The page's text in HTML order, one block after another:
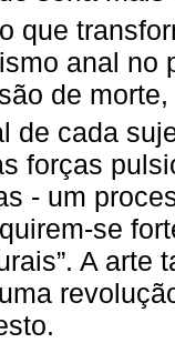
que
anal no
de
de cada
forças
- um
se
A arte